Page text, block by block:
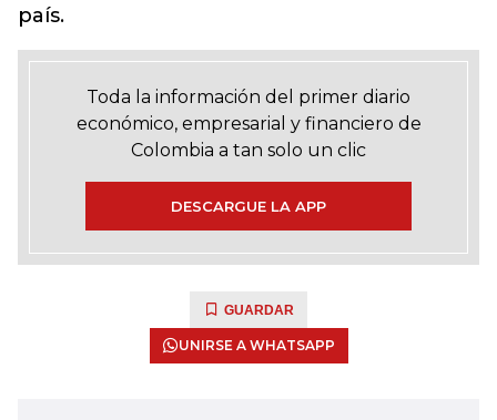
país.
Toda la información del primer diario
económico, empresarial y financiero de
Colombia a tan solo un clic
DESCARGUE LA APP
GUARDAR
UNIRSE A WHATSAPP